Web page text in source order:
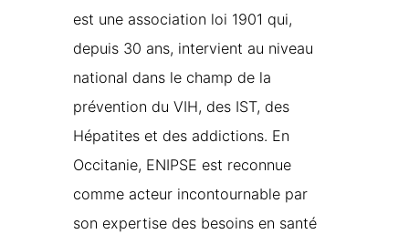
est une association loi 1901 qui,
depuis 30 ans, intervient au niveau
national dans le champ de la
prévention du VIH, des IST, des
Hépatites et des addictions. En
Occitanie, ENIPSE est reconnue
comme acteur incontournable par
son expertise des besoins en santé